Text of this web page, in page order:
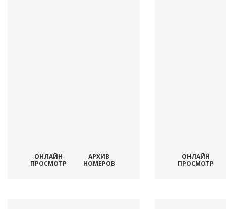
ОНЛАЙН
ПРОСМОТР
АРХИВ
НОМЕРОВ
ОНЛАЙН
ПРОСМОТР